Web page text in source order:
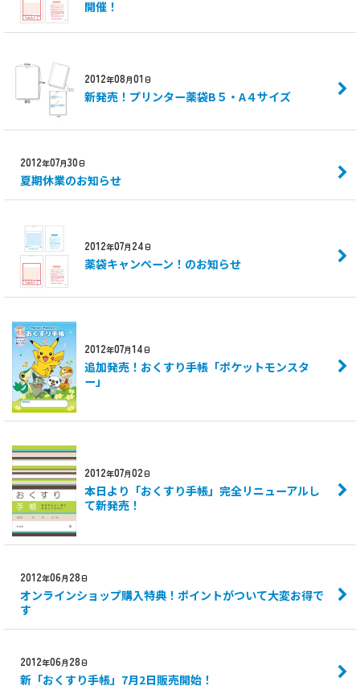
開催！
2012年08月01日
新発売！プリンター薬袋B５・A４サイズ
2012年07月30日
夏期休業のお知らせ
2012年07月 24日
薬袋キャンペーン！のお知らせ
2012年07月14日
追加発売！おくすり手帳「ポケットモンスタ
ー」
2012年07月02日
本日より「おくすり手帳」完全リニューアルし
て新発売！
2012年06月 28日
オンラインショップ購入特典！ポイントがついて大変お得で
す
2012年06月 28日
新「おくすり手帳」7月2日販売開始！